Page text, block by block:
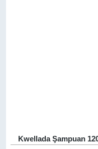
Kwellada Şampuan